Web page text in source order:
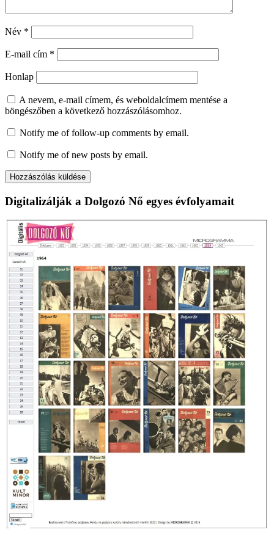
Név *
E-mail cím *
Honlap
A nevem, e-mail címem, és weboldalcímem mentése a
böngészőben a következő hozzászólásomhoz.
Notify me of follow-up comments by email.
Notify me of new posts by email.
Digitalizálják a Dolgozó Nő egyes évfolyamait